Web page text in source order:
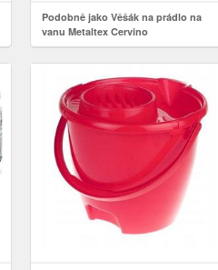
Podobně jako Věšák na prádlo na
vanu Metaltex Cervino